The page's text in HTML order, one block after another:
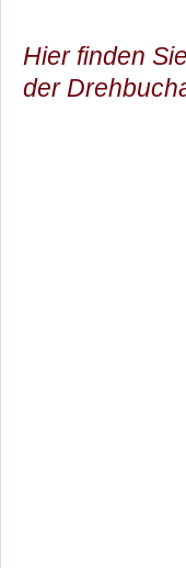
Hier finden
der